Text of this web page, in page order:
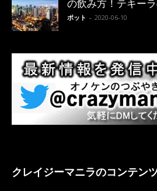
の飲み方！テキー
ポット - 2020-06-10
クレイジーマニラのコンテン